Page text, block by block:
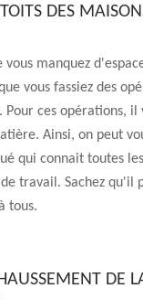
DES
vous manquez
vous fassiez des
Pour ces opérations,
Ainsi, on peut
qui connait toutes
travail. Sachez qu'il
tous.
DE